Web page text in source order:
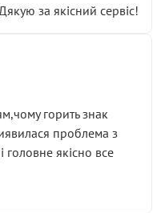
за якісний сервіс!
горить знак
проблема з
якісно все